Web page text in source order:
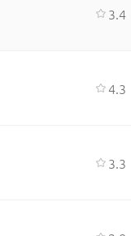
4.3
3.4
3.3